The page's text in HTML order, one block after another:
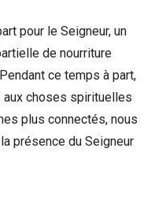
pour le Seigneur, un
de nourriture
ce temps à part,
choses spirituelles
plus connectés, nous
présence du Seigneur